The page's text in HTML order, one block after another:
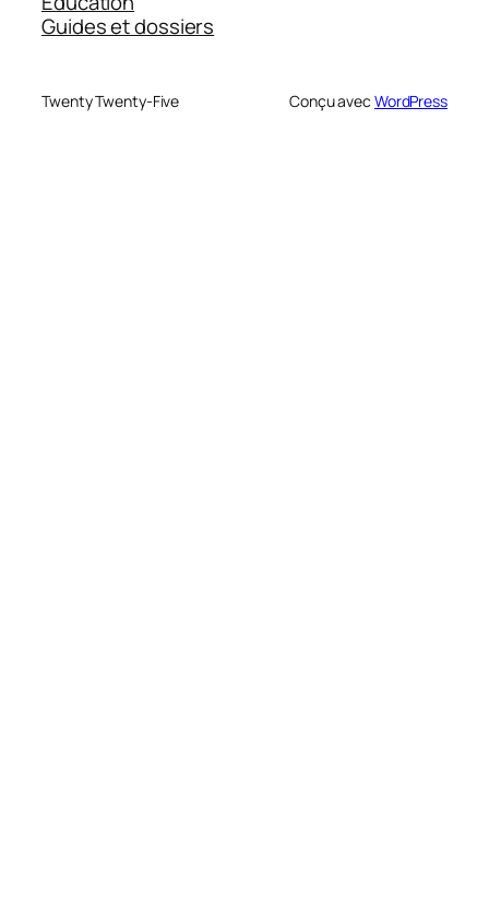
Guides et dossiers
Twenty Twenty-Five Conçu avec WordPress